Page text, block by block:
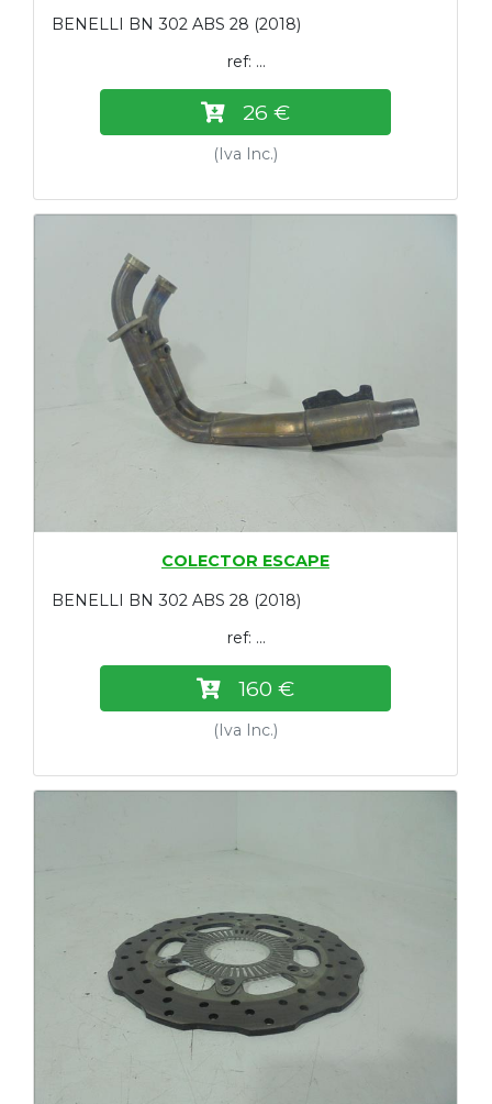
BENELLI BN 302 ABS 28 (2018)
ref: ...
26 €
(Iva Inc.)
COLECTOR ESCAPE
BENELLI BN 302 ABS 28 (2018)
ref: ...
160 €
(Iva Inc.)